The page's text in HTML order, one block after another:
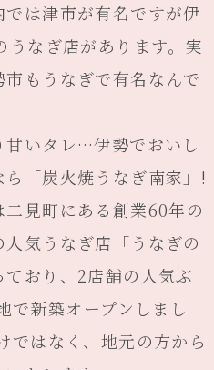
は津市が有名ですが伊
なぎ店があります。実
もうなぎで有名なんで
甘いタレ…伊勢でおいし
「炭火焼うなぎ南家」!
二見町にある創業60年の
気うなぎ店「うなぎの
おり、2店舗の人気ぶ
で新築オープンしまし
ではなく、地元の方から